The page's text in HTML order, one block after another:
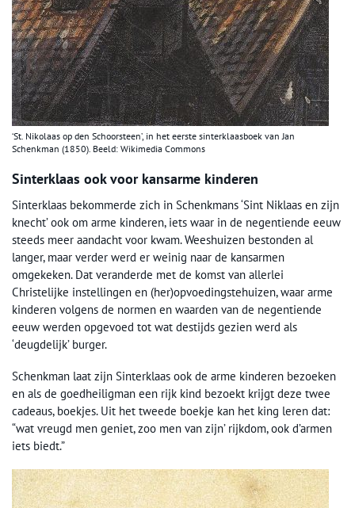
‘St. Nikolaas op den Schoorsteen’, in het eerste sinterklaasboek van Jan
Schenkman (1850). Beeld: Wikimedia Commons
Sinterklaas ook voor kansarme kinderen
Sinterklaas bekommerde zich in Schenkmans ‘Sint Niklaas en zijn
knecht’ ook om arme kinderen, iets waar in de negentiende eeuw
steeds meer aandacht voor kwam. Weeshuizen bestonden al
langer, maar verder werd er weinig naar de kansarmen
omgekeken. Dat veranderde met de komst van allerlei
Christelijke instellingen en (her)opvoedingstehuizen, waar arme
kinderen volgens de normen en waarden van de negentiende
eeuw werden opgevoed tot wat destijds gezien werd als
‘deugdelijk’ burger.
Schenkman laat zijn Sinterklaas ook de arme kinderen bezoeken
en als de goedheiligman een rijk kind bezoekt krijgt deze twee
cadeaus, boekjes. Uit het tweede boekje kan het king leren dat:
“wat vreugd men geniet, zoo men van zijn’ rijkdom, ook d’armen
iets biedt.”